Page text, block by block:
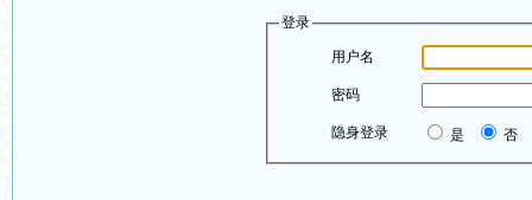
登录
用户名
密码
隐身登录 是 否